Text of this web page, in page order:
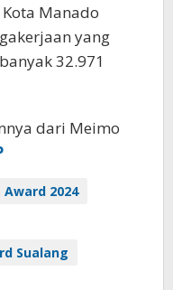
Manado
yang
32.971
dari Meimo
2024
Sualang